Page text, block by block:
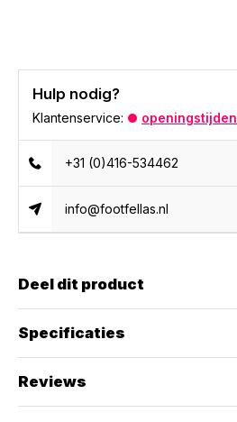
Hulp nodig?
Klantenservice: openingstijden
+31 (0)416-534462
info@footfellas.nl
Deel dit product
Specificaties
Reviews